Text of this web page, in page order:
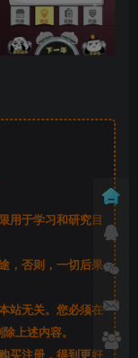
用于学习和研究目
，否则，一切后果
站无关。您必须在
上述内容。
买注册，得到更好